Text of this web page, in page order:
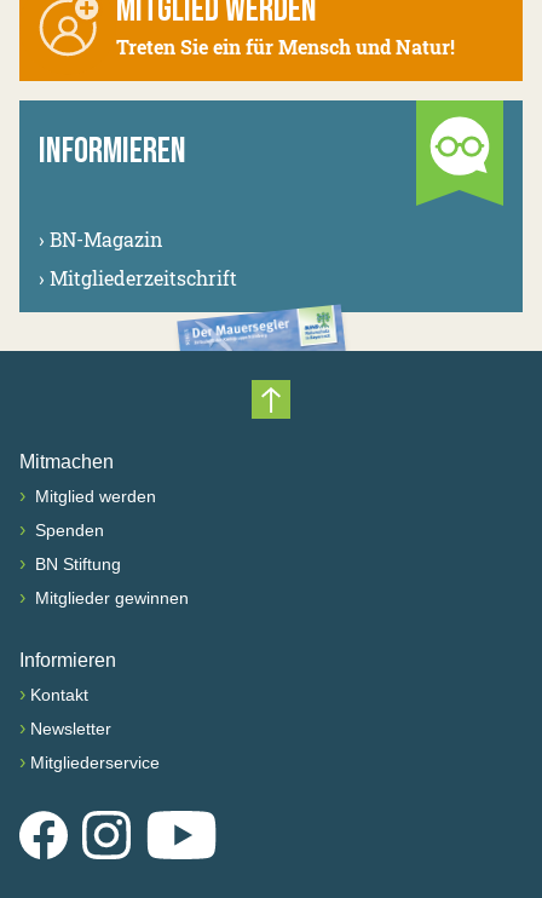
MITGLIED WERDEN
Treten Sie ein für Mensch und Natur!
INFORMIEREN
› BN-Magazin
› Mitgliederzeitschrift
Nach oben scrollen
Mitmachen
› Mitglied werden
› Spenden
› BN Stiftung
› Mitglieder gewinnen
Informieren
› Kontakt
› Newsletter
› Mitgliederservice
FacebookInstagramYouTube